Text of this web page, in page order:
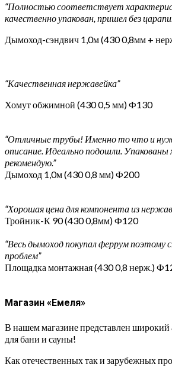
“Полностью соответствует
качественно упакован, пришел без
Дымоход-сэндвич 1,0м (430 0,8мм +
“Качественная нержавейка”
Хомут обжимной (430 0,5 мм) Ф130
“Отличные трубы! Именно то что и
описание. Идеально подошли. Упакованы
рекомендую.”
Дымоход 1,0м (430 0,8 мм) Ф200
“Хорошая цена для компонента из
Тройник-К 90 (430 0,8мм) Ф120
“Весь дымоход покупал феррум поэтому
проблем”
Площадка монтажная (430 0,8 нерж.)
Магазин «Емеля»
В нашем магазине представлен широкий
для бани и сауны!
Как отечественных так и зарубежных